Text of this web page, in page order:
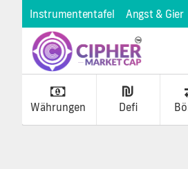
Instrumententafel Angst & Gier
Währungen Defi